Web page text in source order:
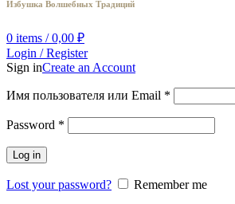
Избушка Волшебных Традиций
0 items / 0,00 ₽
Login / Register
Sign inCreate an Account
Имя пользователя или Email *
Password *
Log in
Lost your password?
Remember me